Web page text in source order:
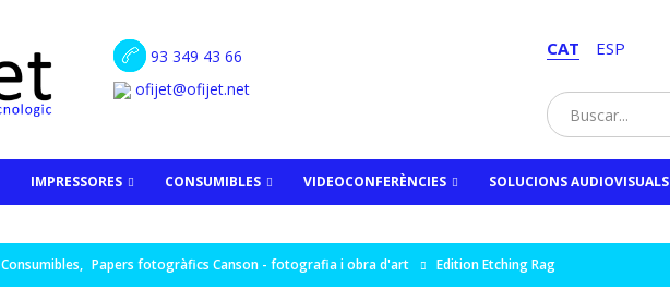
93 349 43 66
ofijet@ofijet.net
ESP
CAT
IMPRESSORES CONSUMIBLES VIDEOCONFERÈNCIES SOLUCIONS AUDIOVISUALS
Consumibles, Papers fotogràfics Canson - fotografia i obra d'art Edition Etching Rag